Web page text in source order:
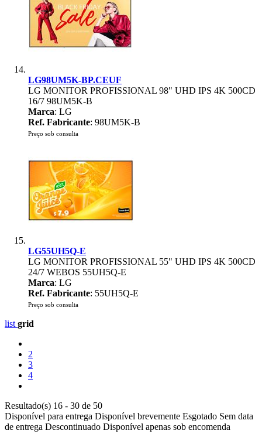
LG98UM5K-BP.CEUF
LG MONITOR PROFISSIONAL 98" UHD IPS 4K 500CD
16/7 98UM5K-B
Marca: LG
Ref. Fabricante: 98UM5K-B
Preço sob consulta
LG55UH5Q-E
LG MONITOR PROFISSIONAL 55" UHD IPS 4K 500CD
24/7 WEBOS 55UH5Q-E
Marca: LG
Ref. Fabricante: 55UH5Q-E
Preço sob consulta
list grid
2
3
4
Resultado(s) 16 - 30 de 50
Disponível para entrega Disponível brevemente Esgotado Sem data
de entrega Descontinuado Disponível apenas sob encomenda